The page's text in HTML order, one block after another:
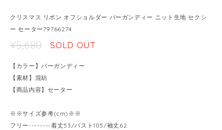
クリスマス リボン オフショルダー バーガンディー ニット生地 セクシ
ー セーター79766274
¥5,680 SOLD OUT
【カラー】バーガンディー
【素材】混紡
【商品内容】セーター
※※サイズ参考(cm)※※
フリー--------着丈53/バスト105/袖丈62